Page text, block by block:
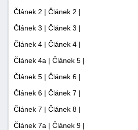
Článek 2 | Článek 2 |
Článek 3 | Článek 3 |
Článek 4 | Článek 4 |
Článek 4a | Článek 5 |
Článek 5 | Článek 6 |
Článek 6 | Článek 7 |
Článek 7 | Článek 8 |
Článek 7a | Článek 9 |